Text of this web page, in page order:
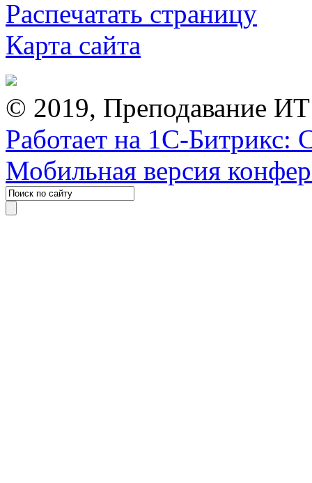
Распечатать страницу
Карта сайта
© 2019, Преподавание
Работает на 1С-Битрикс:
Мобильная версия